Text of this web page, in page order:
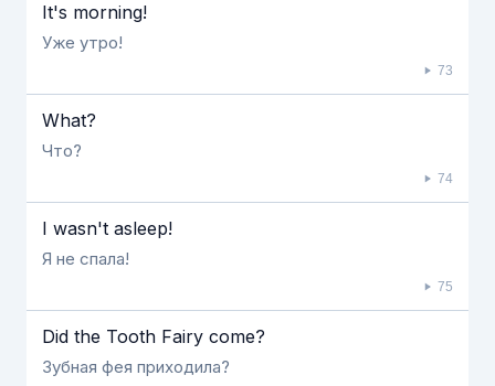
It's morning!
Уже утро!
73
What?
Что?
74
I wasn't asleep!
Я не спала!
75
Did the Tooth Fairy come?
Зубная фея приходила?